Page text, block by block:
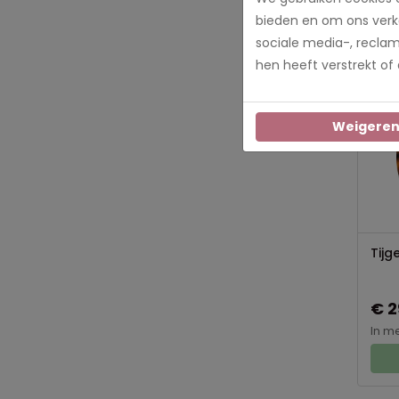
In
€
In
bieden en om ons
sociale media-,
hen heeft verstrekt of
Weigeren